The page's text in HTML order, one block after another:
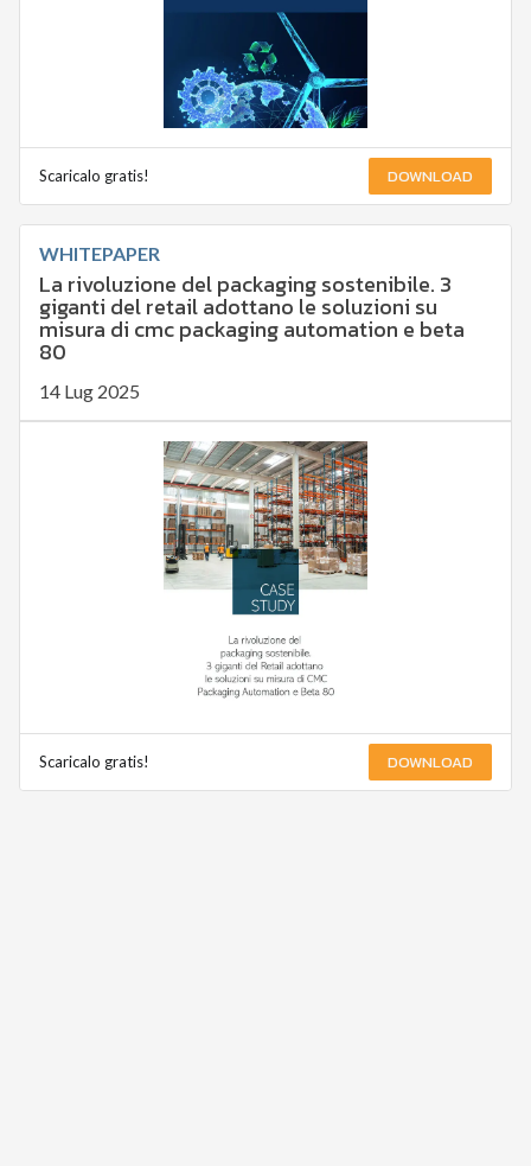
Scaricalo gratis! DOWNLOAD
WHITEPAPER
La rivoluzione del packaging sostenibile. 3
giganti del retail adottano le soluzioni su
misura di cmc packaging automation e beta
80
14 Lug 2025
Scaricalo gratis! DOWNLOAD